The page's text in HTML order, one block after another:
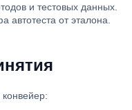
и тестовых данных.
автотеста от эталона.